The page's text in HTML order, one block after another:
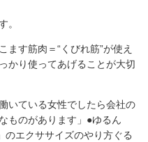
。
ます筋肉＝“くびれ筋”が使え
かり使ってあげることが大切
いている女性でしたら会社の
ものがあります」●ゆるん
のエクササイズのやり方ぐる